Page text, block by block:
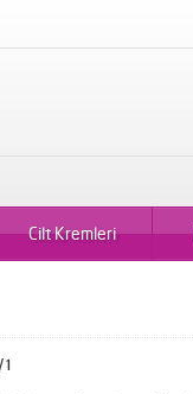
Cilt Kremleri